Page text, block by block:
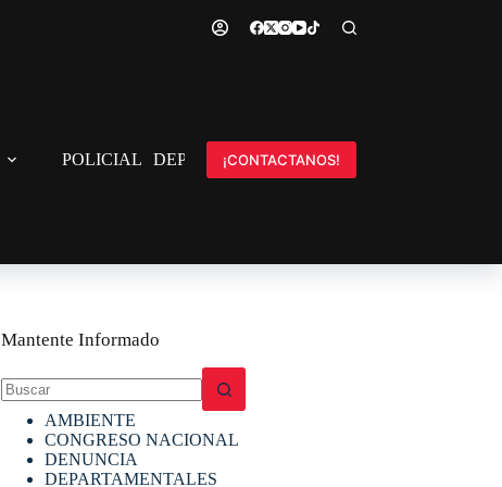
POLICIAL DEPORTES INTERNACIONAL
¡CONTACTANOS!
Mantente Informado
resultados
AMBIENTE
CONGRESO NACIONAL
DENUNCIA
DEPARTAMENTALES